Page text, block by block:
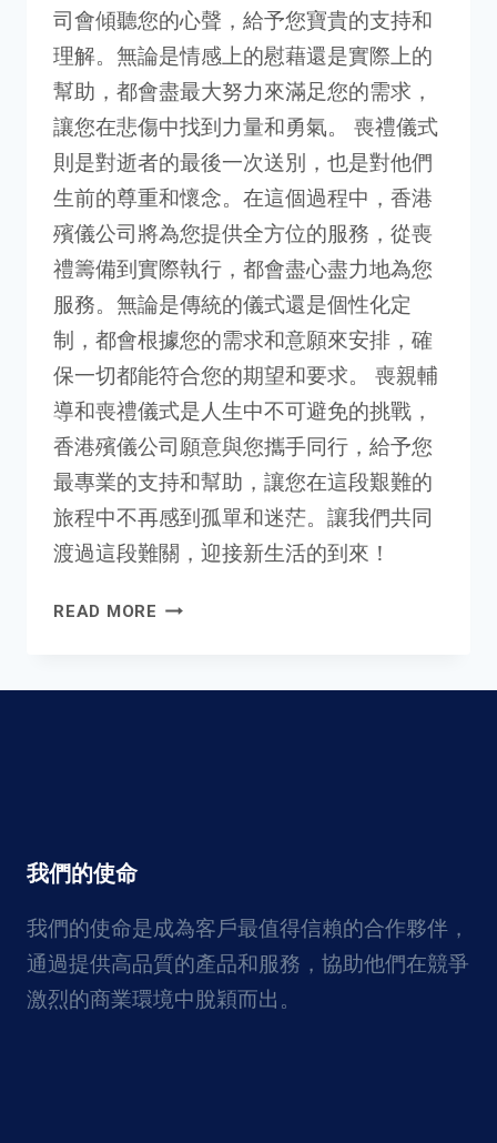
司會傾聽您的心聲，給予您寶貴的支持和
理解。無論是情感上的慰藉還是實際上的
幫助，都會盡最大努力來滿足您的需求，
讓您在悲傷中找到力量和勇氣。 喪禮儀式
則是對逝者的最後一次送別，也是對他們
生前的尊重和懷念。在這個過程中，香港
殯儀公司將為您提供全方位的服務，從喪
禮籌備到實際執行，都會盡心盡力地為您
服務。無論是傳統的儀式還是個性化定
制，都會根據您的需求和意願來安排，確
保一切都能符合您的期望和要求。 喪親輔
導和喪禮儀式是人生中不可避免的挑戰，
香港殯儀公司願意與您攜手同行，給予您
最專業的支持和幫助，讓您在這段艱難的
旅程中不再感到孤單和迷茫。讓我們共同
渡過這段難關，迎接新生活的到來！
READ MORE
我們的使命
我們的使命是成為客戶最值得信賴的合作夥伴，
通過提供高品質的產品和服務，協助他們在競爭
激烈的商業環境中脫穎而出。